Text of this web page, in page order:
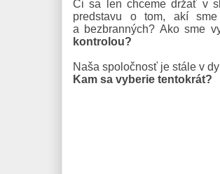
Či sa len chceme držať v
predstavu o tom, akí
a bezbranných? Ako sme
kontrolou?
Naša spoločnosť je stále v
Kam sa vyberie tentokrát?